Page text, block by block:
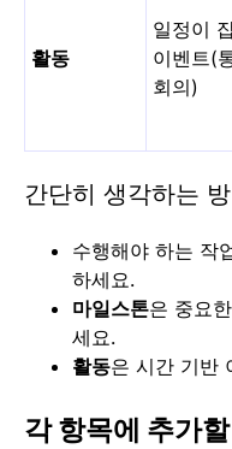
활동
일정이
이벤트(
회의)
간단히 생각하는
수행해야 하는 작
하세요.
마일스톤은 중요
세요.
활동은 시간 기반
각 항목에 추가